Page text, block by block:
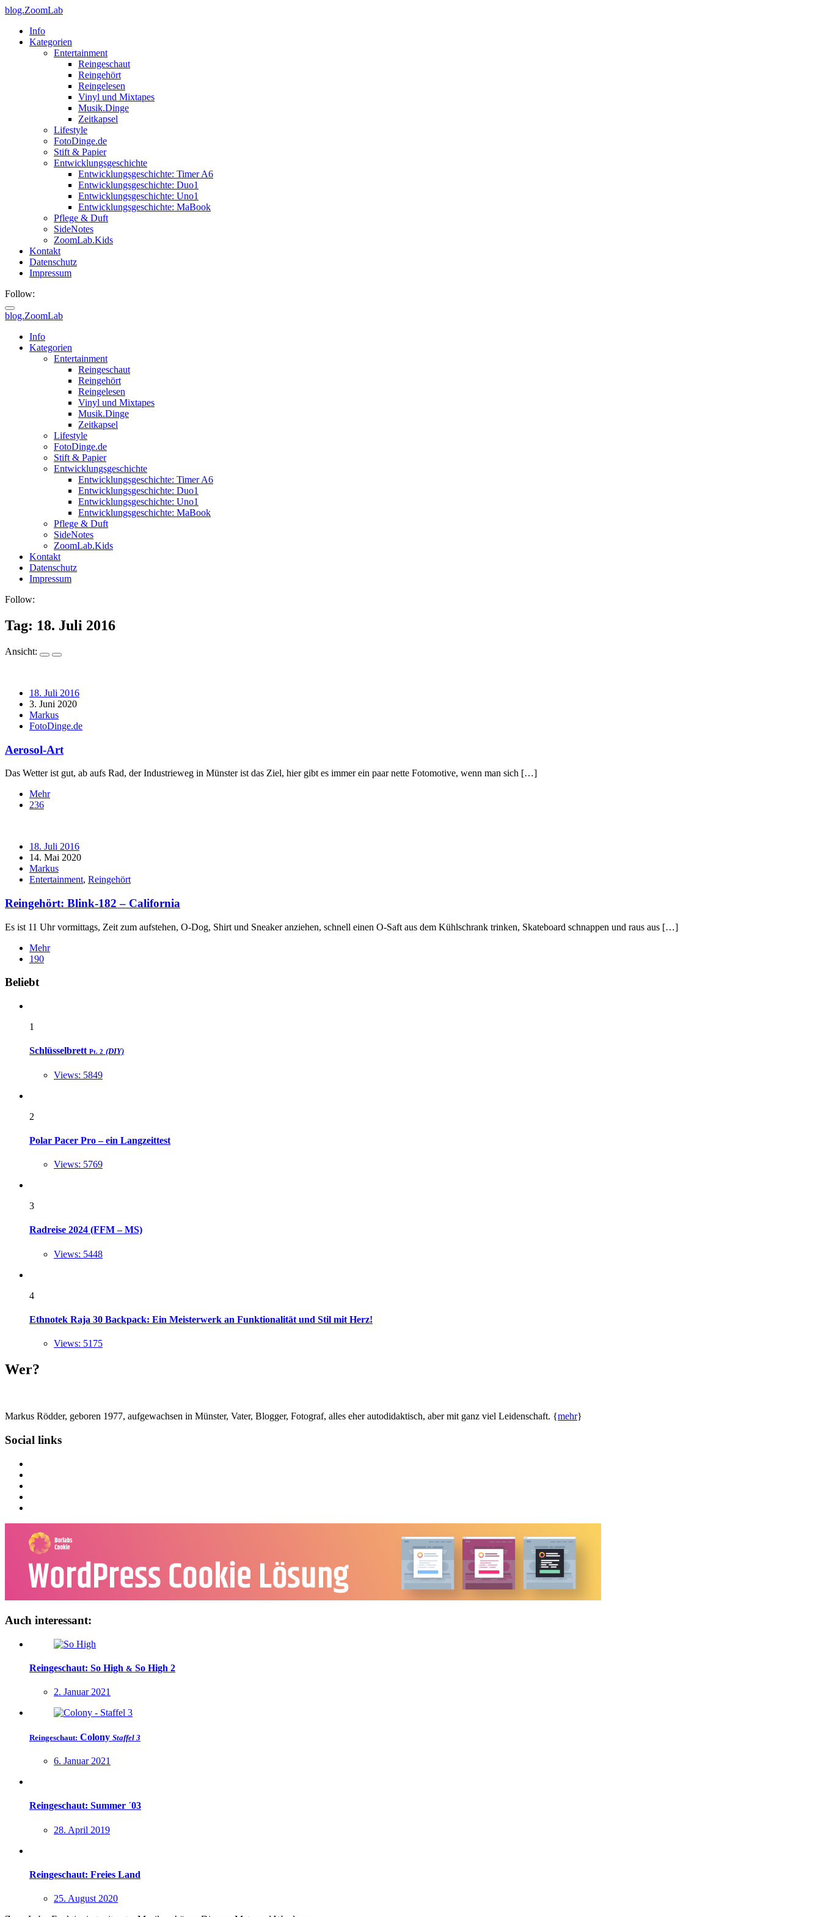
blog.ZoomLab
Info
Kategorien
Entertainment
Reingeschaut
Reingehört
Reingelesen
Vinyl und Mixtapes
Musik.Dinge
Zeitkapsel
Lifestyle
FotoDinge.de
Stift & Papier
Entwicklungsgeschichte
Entwicklungsgeschichte: Timer A6
Entwicklungsgeschichte: Duo1
Entwicklungsgeschichte: Uno1
Entwicklungsgeschichte: MaBook
Pflege & Duft
SideNotes
ZoomLab.Kids
Kontakt
Datenschutz
Impressum
Follow:
blog.ZoomLab
ZoomLab
Info
Kategorien
Entertainment
Reingeschaut
Reingehört
Reingelesen
Vinyl und Mixtapes
Musik.Dinge
Zeitkapsel
Lifestyle
FotoDinge.de
Stift & Papier
Entwicklungsgeschichte
Entwicklungsgeschichte: Timer A6
Entwicklungsgeschichte: Duo1
Entwicklungsgeschichte: Uno1
Entwicklungsgeschichte: MaBook
Pflege & Duft
SideNotes
ZoomLab.Kids
Kontakt
Datenschutz
Impressum
Follow:
Tag: 18. Juli 2016
Ansicht:
18. Juli 2016
3. Juni 2020
Markus
FotoDinge.de
Aerosol-Art
Das Wetter ist gut, ab aufs Rad, der Industrieweg in Münster ist das Ziel, hier gibt es immer ein paar nette Fotomotive, wenn man sich […]
Mehr
236
18. Juli 2016
14. Mai 2020
Markus
Entertainment, Reingehört
Reingehört: Blink-182 – California
Es ist 11 Uhr vormittags, Zeit zum aufstehen, O-Dog, Shirt und Sneaker anziehen, schnell einen O-Saft aus dem Kühlschrank trinken, Skateboard schnappen und raus aus […]
Mehr
190
Widgets
Beliebt
1
Schlüsselbrett Pt. 2 (DIY)
Views: 5849
2
Polar Pacer Pro – ein Langzeittest
Views: 5769
3
Radreise 2024 (FFM – MS)
Views: 5448
4
Ethnotek Raja 30 Backpack: Ein Meisterwerk an Funktionalität und Stil mit Herz!
Views: 5175
Wer?
Markus Rödder, geboren 1977, aufgewachsen in Münster, Vater, Blogger, Fotograf, alles eher autodidaktisch, aber mit ganz viel Leidenschaft. {mehr}
Social links
Auch interessant:
Reingeschaut: So High & So High 2
2. Januar 2021
Reingeschaut: Colony Staffel 3
6. Januar 2021
Reingeschaut: Summer ´03
28. April 2019
Reingeschaut: Freies Land
25. August 2020